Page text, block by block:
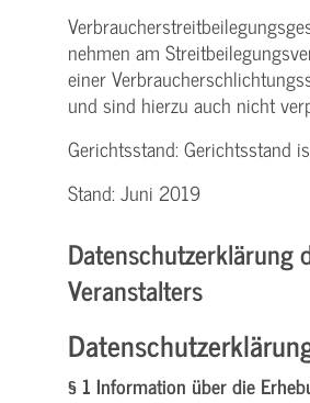
nehmen am
einer
und sind hierzu auch nicht
Gerichtsstand: Gerichtsstand
Stand: Juni 2019
Datenschutzerklärung
Veranstalters
§ 1 Information über die